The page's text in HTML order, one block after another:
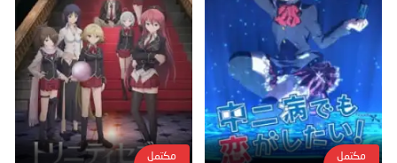
مكتمل مكتمل